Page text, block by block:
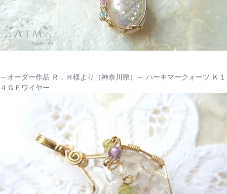
～オーダー作品 Ｒ．Ｈ様より（神奈川県）～ ハーキマークォーツ Ｋ１
４ＧＦワイヤー